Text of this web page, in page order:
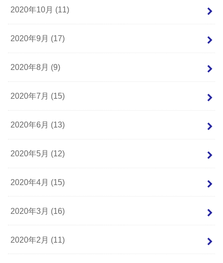
2020年10月 (11)
2020年9月 (17)
2020年8月 (9)
2020年7月 (15)
2020年6月 (13)
2020年5月 (12)
2020年4月 (15)
2020年3月 (16)
2020年2月 (11)